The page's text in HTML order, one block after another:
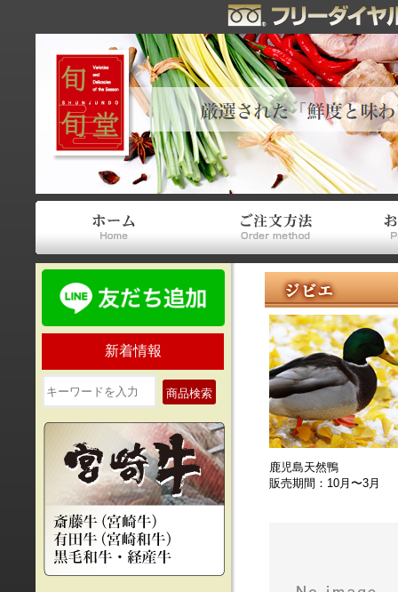
新着情報
商品検索
鹿児島天然鴨
販売期間：10月〜3月